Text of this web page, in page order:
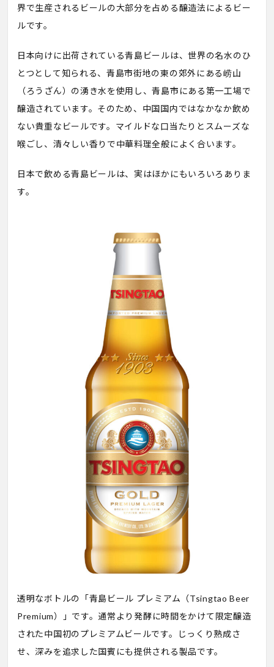
界で生産されるビールの大部分を占める醸造法によるビー
ルです。
日本向けに出荷されている青島ビールは、世界の名水のひ
とつとして知られる、青島市街地の東の郊外にある崂山
（ろうざん）の湧き水を使用し、青島市にある第一工場で
醸造されています。そのため、中国国内ではなかなか飲め
ない貴重なビールです。マイルドな口当たりとスムーズな
喉ごし、清々しい香りで中華料理全般によく合います。
日本で飲める青島ビールは、実はほかにもいろいろありま
す。
透明なボトルの「青島ビール プレミアム（Tsingtao Beer
Premium）」です。通常より発酵に時間をかけて限定醸造
された中国初のプレミアムビールです。じっくり熟成さ
せ、深みを追求した国賓にも提供される製品です。